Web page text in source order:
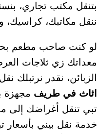
بتنقل مكتب تجاري،
ننقل مكاتبك، كراسيك،
لو كنت صاحب مطعم
معداتك زي ثلاجات
الزبائن، نقدر نرتبلك
اثاث في طريف مجهزة
تبي تنقل أغراضك إلى